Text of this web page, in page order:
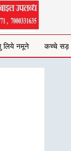
करना हो रहा